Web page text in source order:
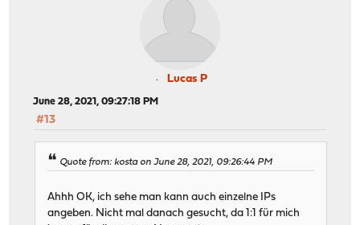
Lucas P
June 28, 2021, 09:27:18 PM
#13
Quote from: kosta on June 28, 2021, 09:26:44 PM
Ahhh OK, ich sehe man kann auch einzelne IPs
angeben. Nicht mal danach gesucht, da 1:1 für mich